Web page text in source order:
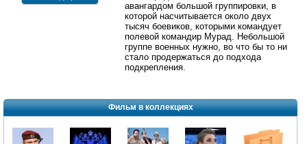
авангардом большой группировки, в
которой насчитывается около двух
тысяч боевиков, которыми командует
полевой командир Мурад. Небольшой
группе военных нужно, во что бы то ни
стало продержаться до подхода
подкрепления.
Фильм в коллекциях